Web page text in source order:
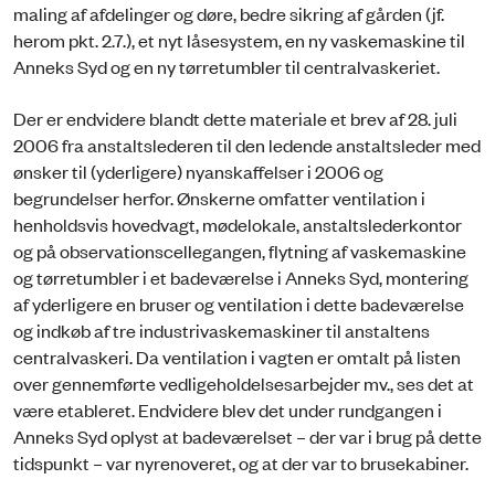
maling af afdelinger og døre, bedre sikring af gården (jf.
herom pkt. 2.7.), et nyt låsesystem, en ny vaskemaskine til
Anneks Syd og en ny tørretumbler til centralvaskeriet.
Der er endvidere blandt dette materiale et brev af 28. juli
2006 fra anstaltslederen til den ledende anstaltsleder med
ønsker til (yderligere) nyanskaffelser i 2006 og
begrundelser herfor. Ønskerne omfatter ventilation i
henholdsvis hovedvagt, mødelokale, anstaltslederkontor
og på observationscellegangen, flytning af vaskemaskine
og tørretumbler i et badeværelse i Anneks Syd, montering
af yderligere en bruser og ventilation i dette badeværelse
og indkøb af tre industrivaskemaskiner til anstaltens
centralvaskeri. Da ventilation i vagten er omtalt på listen
over gennemførte vedligeholdelsesarbejder mv., ses det at
være etableret. Endvidere blev det under rundgangen i
Anneks Syd oplyst at badeværelset – der var i brug på dette
tidspunkt – var nyrenoveret, og at der var to brusekabiner.